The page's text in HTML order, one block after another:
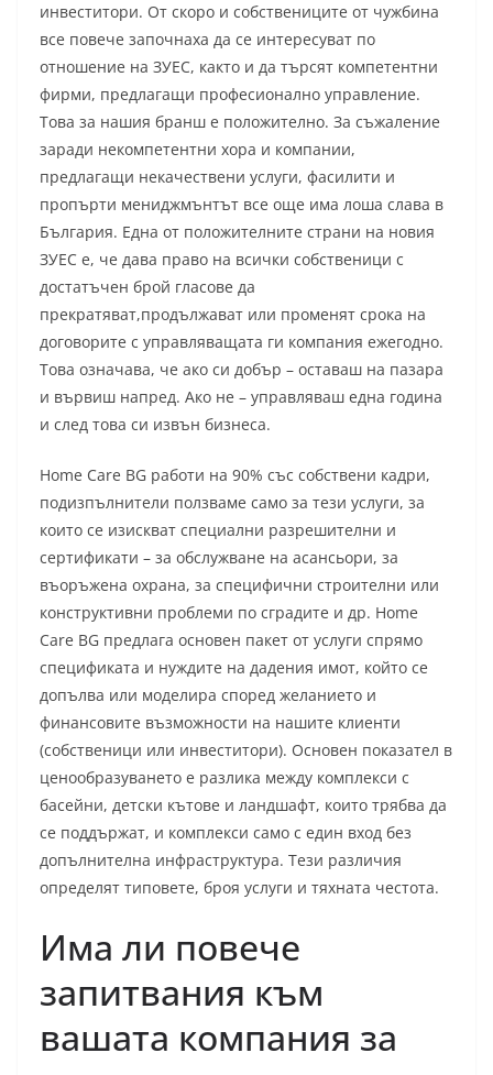
инвеститори. От скоро и собствениците от чужбина
все повече започнаха да се интересуват по
отношение на ЗУЕС, както и да търсят компетентни
фирми, предлагащи професионално управление.
Това за нашия бранш е положително. За съжаление
заради некомпетентни хора и компании,
предлагащи некачествени услуги, фасилити и
пропърти мениджмънтът все още има лоша слава в
България. Една от положителните страни на новия
ЗУЕС е, че дава право на всички собственици с
достатъчен брой гласове да
прекратяват,продължават или променят срока на
договорите с управляващата ги компания ежегодно.
Това означава, че ако си добър – оставаш на пазара
и вървиш напред. Ако не – управляваш една година
и след това си извън бизнеса.
Home Care BG работи на 90% със собствени кадри,
подизпълнители ползваме само за тези услуги, за
които се изискват специални разрешителни и
сертификати – за обслужване на асансьори, за
въоръжена охрана, за специфични строителни или
конструктивни проблеми по сградите и др. Home
Care BG предлага основен пакет от услуги спрямо
спецификата и нуждите на дадения имот, който се
допълва или моделира според желанието и
финансовите възможности на нашите клиенти
(собственици или инвеститори). Основен показател в
ценообразуването е разлика между комплекси с
басейни, детски кътове и ландшафт, които трябва да
се поддържат, и комплекси само с един вход без
допълнителна инфраструктура. Тези различия
определят типовете, броя услуги и тяхната честота.
Има ли повече
запитвания към
вашата компания за